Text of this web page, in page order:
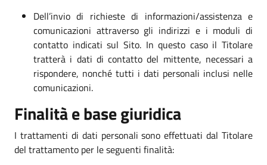
Dell’invio di richieste di informazioni/assistenza e
comunicazioni attraverso gli indirizzi e i moduli di
contatto indicati sul Sito. In questo caso il Titolare
tratterà i dati di contatto del mittente, necessari a
rispondere, nonché tutti i dati personali inclusi nelle
comunicazioni.
Finalità e base giuridica
I trattamenti di dati personali sono effettuati dal Titolare
del trattamento per le seguenti finalità: